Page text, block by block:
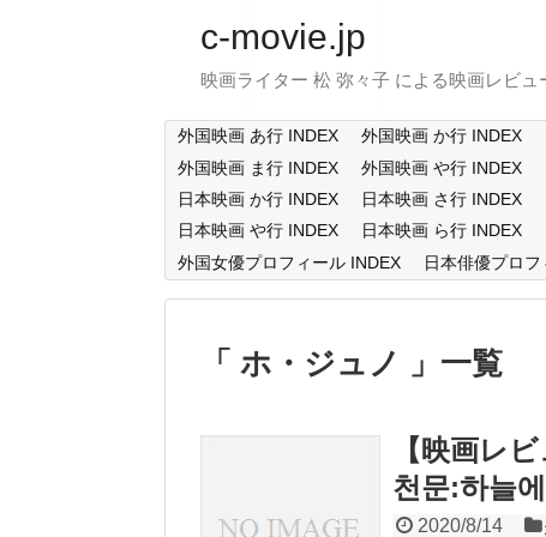
c-movie.jp
映画ライター 松 弥々子 による映画レビュ
外国映画 あ行 INDEX 外国映画 か行 INDEX
外国映画 ま行 INDEX
外国映画 や行 INDEX
日本映画 か行 INDEX
日本映画 さ行 INDEX
日本映画 や行 INDEX
日本映画 ら行 INDEX
外国女優プロフィール INDEX
日本俳優プロ
ホ・ジュノ 一覧
【映画レ
천문:하늘
2020/8/14